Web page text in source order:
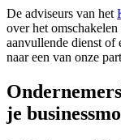
De adviseurs van het
over het
aanvullende dienst
naar een van onze
je